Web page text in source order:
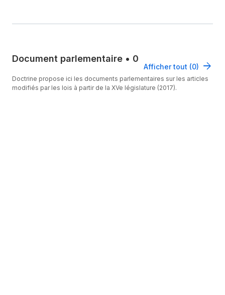
Document parlementaire • 0
Afficher tout (0)
Doctrine propose ici les documents parlementaires sur les articles
modifiés par les lois à partir de la XVe législature (2017).